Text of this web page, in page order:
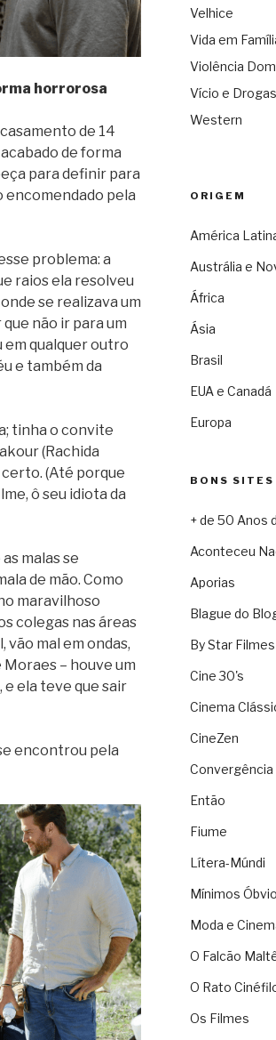
horrorosa
de 14
de forma
para definir para
encomendado pela
problema: a
raios ela resolveu
se realizava um
não ir para um
qualquer outro
e também da
tinha o convite
(Rachida
(Até porque
ô seu idiota da
malas se
de mão. Como
maravilhoso
colegas nas áreas
vão mal em ondas,
Moraes – houve um
ela teve que sair
encontrou pela
Velhice
Vida em
Violência
Vício e Drogas
Western
ORIGEM
América
Austrália e
África
Ásia
Brasil
EUA e Canadá
Europa
BONS SITES
+ de 50 Anos
Aconteceu
Aporias
Blague do
By Star Filmes
Cine 30's
Cinema
CineZen
Convergência
Então
Fiume
Lítera-Múndi
Mínimos
Moda e
O Falcão
O Rato
Os Filmes